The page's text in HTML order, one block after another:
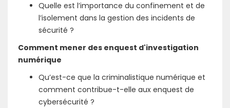
Quelle est l’importance du confinement et de
l’isolement dans la gestion des incidents de
sécurité ?
Comment mener des enquest d'investigation
numérique
Qu’est-ce que la criminalistique numérique et
comment contribue-t-elle aux enquest de
cybersécurité ?